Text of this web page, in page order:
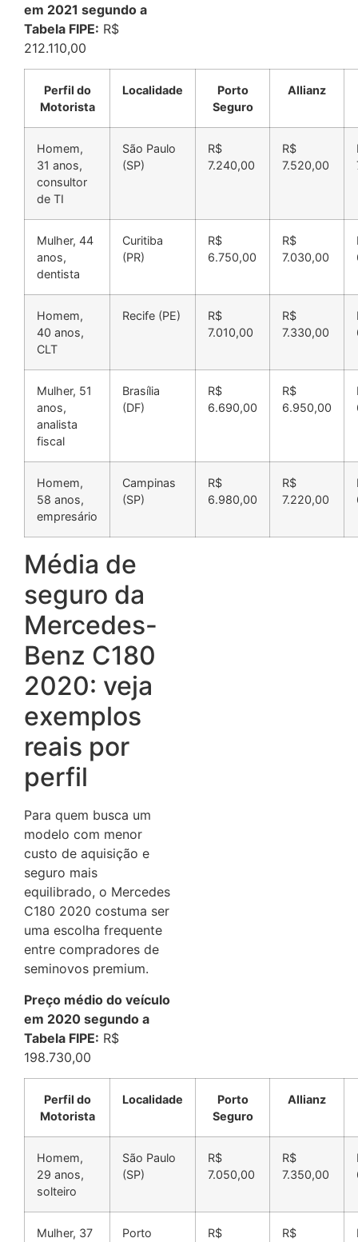
em 2021 segundo a
Tabela FIPE: R$
212.110,00
Perfil do
Motorista
Localidade
Porto
Seguro
Allianz
Homem,
31 anos,
consultor
de TI
São Paulo
(SP)
R$
7.240,00
R$
7.520,00
Mulher, 44
anos,
dentista
Curitiba
(PR)
R$
6.750,00
R$
7.030,00
Homem,
40 anos,
CLT
Recife (PE)
R$
7.010,00
R$
7.330,00
Mulher, 51
anos,
analista
fiscal
Brasília
(DF)
R$
6.690,00
R$
6.950,00
Homem,
58 anos,
empresário
Campinas
(SP)
R$
6.980,00
R$
7.220,00
Média de
seguro da
Mercedes-
Benz C180
2020: veja
exemplos
reais por
perfil
Para quem busca um
modelo com menor
custo de aquisição e
seguro mais
equilibrado, o Mercedes
C180 2020 costuma ser
uma escolha frequente
entre compradores de
seminovos premium.
Preço médio do veículo
em 2020 segundo a
Tabela FIPE: R$
198.730,00
Perfil do
Motorista
Localidade
Porto
Seguro
Allianz
Homem,
29 anos,
solteiro
São Paulo
(SP)
R$
7.050,00
R$
7.350,00
Mulher, 37
Porto
R$
R$